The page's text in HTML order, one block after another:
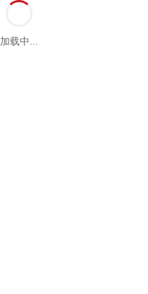
加载中...